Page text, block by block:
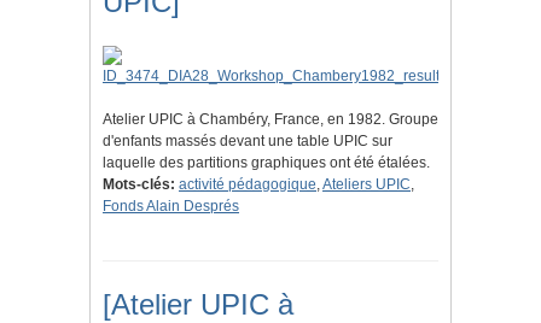
Atelier UPIC à Chambéry, France, en 1982. Groupe
d'enfants massés devant une table UPIC sur
laquelle des partitions graphiques ont été étalées.
Mots-clés: activité pédagogique,Ateliers UPIC,
Fonds Alain Després
[Atelier UPIC à